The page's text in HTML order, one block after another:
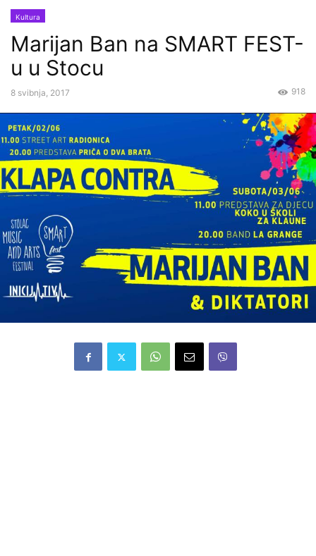
Kultura
Marijan Ban na SMART FEST-
u u Stocu
8 svibnja, 2017 918